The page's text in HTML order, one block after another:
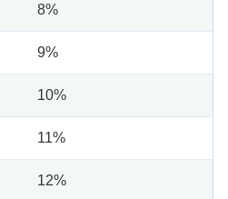
8%
9%
10%
11%
12%